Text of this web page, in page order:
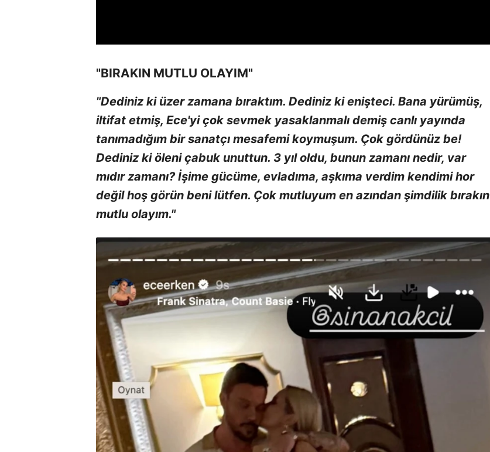
"BIRAKIN MUTLU OLAYIM"
"Dediniz ki üzer zamana bıraktım. Dediniz ki enişteci. Bana yürümüş,
iltifat etmiş, Ece'yi çok sevmek yasaklanmalı demiş canlı yayında
tanımadığım bir sanatçı mesafemi koymuşum. Çok gördünüz be!
Dediniz ki öleni çabuk unuttun. 3 yıl oldu, bunun zamanı nedir, var
mıdır zamanı? İşime gücüme, evladıma, aşkıma verdim kendimi hor
değil hoş görün beni lütfen. Çok mutluyum en azından şimdilik bırakın
mutlu olayım."